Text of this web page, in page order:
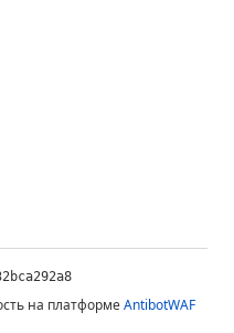
на платформеAntibotWAF